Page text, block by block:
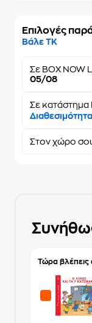
Επιλογές
Βάλε ΤΚ
Σε BOX NOW
05/08
Σε κατάστημα
Στον χώρο
Τώρα βλέπεις